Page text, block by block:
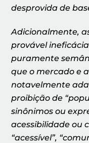
desprovida de
Adicionalmente,
provável
puramente
que o mercado e
notavelmente
proibição de
sinônimos ou
acessibilidade ou
“acessível”,